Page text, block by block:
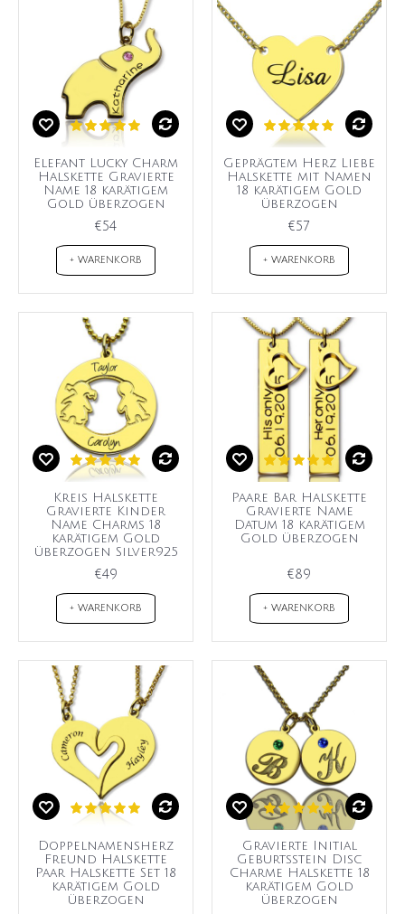
Elefant Lucky Charm
Halskette Gravierte
Name 18 karätigem
Gold überzogen
€54
+ WARENKORB
Geprägtem Herz Liebe
Halskette mit Namen
18 karätigem Gold
überzogen
€57
+ WARENKORB
Kreis Halskette
Gravierte Kinder
Name Charms 18
karätigem Gold
überzogen Silver925
€49
+ WARENKORB
Paare Bar Halskette
Gravierte Name
Datum 18 karätigem
Gold überzogen
€89
+ WARENKORB
Doppelnamensherz
Freund Halskette
Paar Halskette Set 18
karätigem Gold
überzogen
Gravierte Initial
Geburtsstein Disc
Charme Halskette 18
karätigem Gold
überzogen